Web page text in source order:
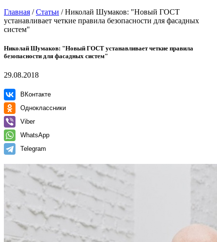
Главная /Статьи /Николай Шумаков: "Новый ГОСТ
устанавливает четкие правила безопасности для фасадных
систем"
Николай Шумаков: "Новый ГОСТ устанавливает четкие правила
безопасности для фасадных систем"
29.08.2018
ВКонтакте
Одноклассники
Viber
WhatsApp
Telegram